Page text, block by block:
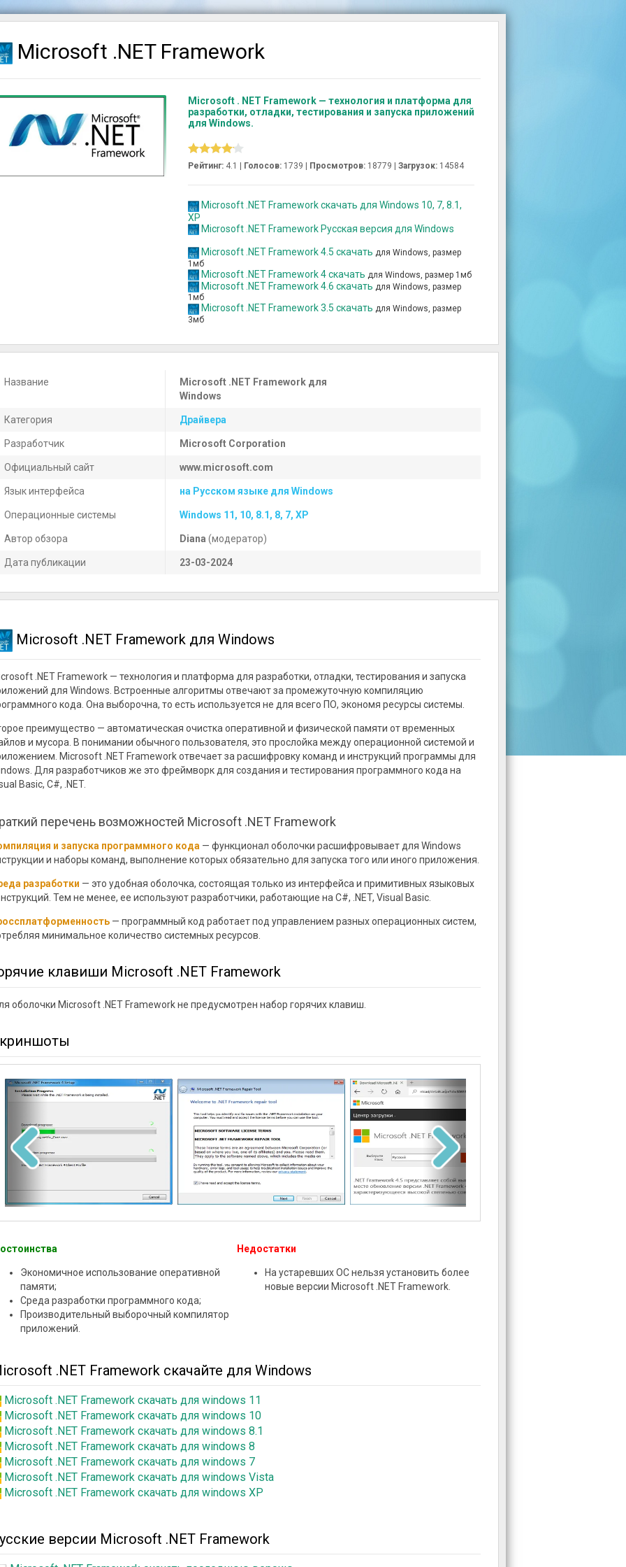
Microsoft .NET Framework
Microsoft . NET Framework — технология и платформа для
разработки, отладки, тестирования и запуска приложений
для Windows.
Рейтинг: 4.1 | Голосов: 1739 Просмотров: 18779 | Загрузок: 14584
Microsoft .NET Framework скачать для Windows 10, 7, 8.1,
XP
Microsoft .NET Framework Русская версия для Windows
Microsoft .NET Framework 4.5 скачать для Windows, размер
1мб
Microsoft .NET Framework 4 скачать для Windows, размер 1мб
Microsoft .NET Framework 4.6 скачать для Windows, размер
1мб
Microsoft .NET Framework 3.5 скачать для Windows, размер
3мб
Название
Microsoft .NET Framework для
Windows
Категория Драйвера
Разработчик Microsoft Corporation
Официальный сайт www.microsoft.com
Язык интерфейса на Русском языке для Windows
Операционные системы Windows 11, 10, 8.1, 8, 7, XP
Автор обзора Diana (модератор)
Дата публикации 23-03-2024
Microsoft .NET Framework для Windows
.NET Framework — технология и платформа для разработки, отладки, тестирования и запуска
для Windows. Встроенные алгоритмы отвечают за промежуточную компиляцию
кода. Она выборочна, то есть используется не для всего ПО, экономя ресурсы системы.
преимущество — автоматическая очистка оперативной и физической памяти от временных
и мусора. В понимании обычного пользователя, это прослойка между операционной системой и
Microsoft .NET Framework отвечает за расшифровку команд и инструкций программы для
Для разработчиков же это фреймворк для создания и тестирования программного кода на
Basic, C#, .NET.
перечень возможностей Microsoft .NET Framework
и запуска программного кода — функционал оболочки расшифровывает для Windows
и наборы команд, выполнение которых обязательно для запуска того или иного приложения.
разработки — это удобная оболочка, состоящая только из интерфейса и примитивных языковых
Тем не менее, ее используют разработчики, работающие на C#, .NET, Visual Basic.
— программный код работает под управлением разных операционных систем,
минимальное количество системных ресурсов.
клавиши Microsoft .NET Framework
оболочки Microsoft .NET Framework не предусмотрен набор горячих клавиш.
Экономичное использование оперативной
памяти;
Среда разработки программного кода;
Производительный выборочный компилятор
приложений.
Недостатки
На устаревших ОС нельзя установить более
новые версии Microsoft .NET Framework.
.NET Framework скачайте для Windows
Microsoft .NET Framework скачать для windows 11
Microsoft .NET Framework скачать для windows 10
Microsoft .NET Framework скачать для windows 8.1
Microsoft .NET Framework скачать для windows 8
Microsoft .NET Framework скачать для windows 7
Microsoft .NET Framework скачать для windows Vista
Microsoft .NET Framework скачать для windows XP
версии Microsoft .NET Framework